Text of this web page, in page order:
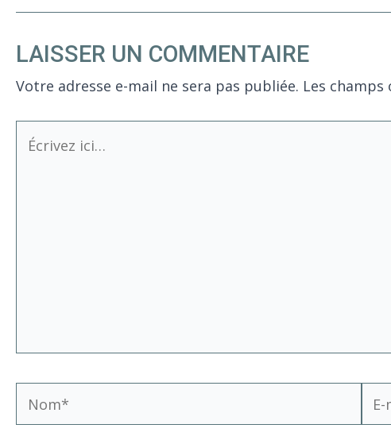
LAISSER UN COMMENTAIRE
Votre adresse e-mail ne sera pas publiée. Les
Écrivez
Nom*